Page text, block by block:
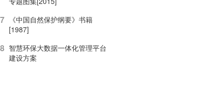
7
《中国自然保护纲要》书籍
[1987]
8 智慧环保大数据一体化管理平台
建设方案